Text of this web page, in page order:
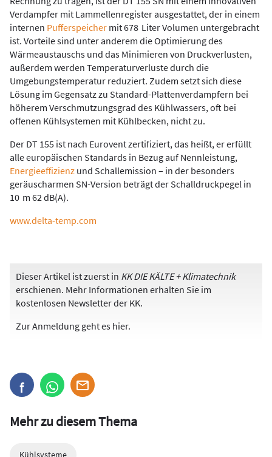
Verdampfer mit Lammellenregister ausgestattet, der in einem
internen Pufferspeicher mit 678 Liter Volumen untergebracht
ist. Vorteile sind unter anderem die Optimierung des
Wärmeaustauschs und das Minimieren von Druckverlusten,
außerdem werden Temperaturverluste durch die
Umgebungstemperatur reduziert. Zudem setzt sich diese
Lösung im Gegensatz zu Standard-Plattenverdampfern bei
höherem Verschmutzungsgrad des Kühlwassers, oft bei
offenen Kühlsystemen mit Kühlbecken, nicht zu.
Der DT 155 ist nach Eurovent zertifiziert, das heißt, er erfüllt
alle europäischen Standards in Bezug auf Nennleistung,
Energieeffizienz und Schallemission – in der besonders
geräuscharmen SN-Version beträgt der Schalldruckpegel in
10 m 62 dB(A).
www.delta-temp.com
Dieser Artikel ist zuerst in KK DIE KÄLTE + Klimatechnik
erschienen. Mehr Informationen erhalten Sie im
kostenlosen Newsletter der KK.
Zur Anmeldung geht es hier.
Mehr zu diesem Thema
Kühlsysteme